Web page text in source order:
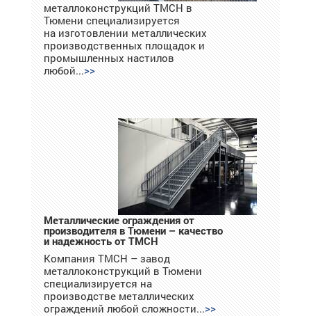
металлоконструкций ТМСН в
Тюмени специализируется
на изготовлении металлических
производственных площадок и
промышленных настилов
любой...
Металлические ограждения от
производителя в Тюмени – качество
и надежность от ТМСН
Компания ТМСН – завод
металлоконструкций в Тюмени
специализируется на
производстве металлических
ограждений любой сложности...